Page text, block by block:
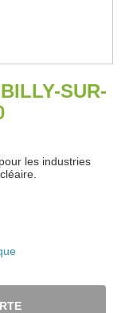
SUR-
les industries